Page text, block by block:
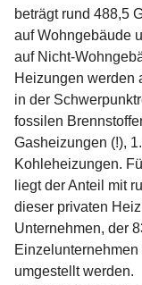
beträgt rund 488,5
auf Wohngebäude
auf Nicht-
Heizungen werden
in der
fossilen
Gasheizungen (!),
Kohleheizungen.
liegt der Anteil mit
dieser privaten
Unternehmen, der
umgestellt werden.